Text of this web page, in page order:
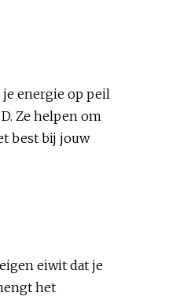
energie op peil
Ze helpen om
best bij jouw
eiwit dat je
het